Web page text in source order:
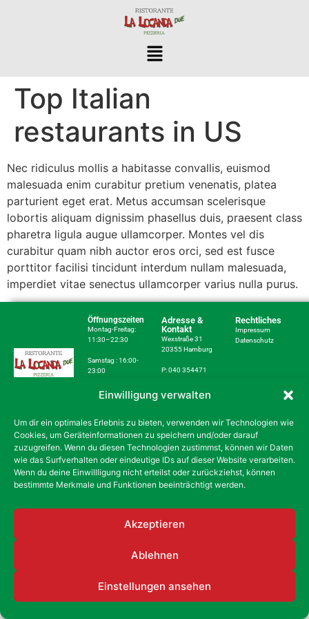
Einwilligung verwalten
Um dir ein optimales Erlebnis zu bieten, verwenden wir Technologien wie
Cookies, um Geräteinformationen zu speichern und/oder darauf
zuzugreifen. Wenn du diesen Technologien zustimmst, können wir Daten
wie das Surfverhalten oder eindeutige IDs auf dieser Website verarbeiten.
Wenn du deine Einwillligung nicht erteilst oder zurückziehst, können
bestimmte Merkmale und Funktionen beeinträchtigt werden.
Akzeptieren
Ablehnen
Einstellungen ansehen
Top Italian
restaurants in US
Nec ridiculus mollis a habitasse convallis, euismod
malesuada enim curabitur pretium venenatis, platea
parturient eget erat. Metus accumsan scelerisque
lobortis aliquam dignissim phasellus duis, praesent class
pharetra ligula augue ullamcorper. Montes vel dis
curabitur quam nibh auctor eros orci, sed est fusce
porttitor facilisi tincidunt interdum nullam malesuada,
imperdiet vitae senectus ullamcorper varius nulla purus.
Öffnungszeiten
Montag-Freitag:
11:30–22:30
Samstag : 16:00-
23:00
Sonntag:
geschlossen
Adresse &
Kontakt
Wexstraße 31
20355 Hamburg
P: 040 354471
info@lalocanda-
due-hamburg.de
Rechtliches
Impressum
Datenschutz
Copyright © La Locanda Due 2025